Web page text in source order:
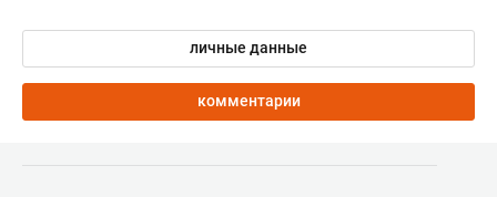
личные данные
комментарии